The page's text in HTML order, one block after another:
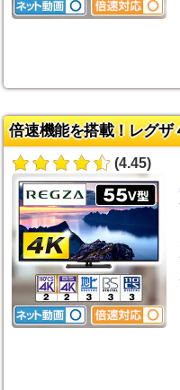
倍速機能を搭載！レグザ
(4.45)